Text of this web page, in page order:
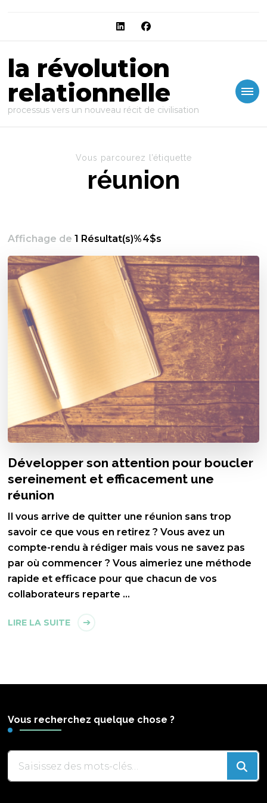
la révolution
relationnelle
processus vers un nouveau récit de civilisation
Vous parcourez l’étiquette
réunion
Affichage de1 Résultat(s)%4$s
Développer son attention pour boucler
sereinement et efficacement une
réunion
Il vous arrive de quitter une réunion sans trop
savoir ce que vous en retirez ? Vous avez un
compte-rendu à rédiger mais vous ne savez pas
par où commencer ? Vous aimeriez une méthode
rapide et efficace pour que chacun de vos
collaborateurs reparte …
LIRE LA SUITE
Vous recherchez quelque chose ?